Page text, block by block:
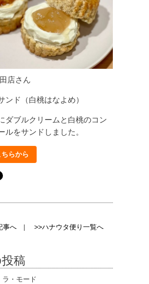
店さん
ンド（白桃はなよめ）
ダブルクリームと白桃のコン
ルをサンドしました。
らから
事へ | >>ハナウタ便り一覧へ
稿
ラ・モード